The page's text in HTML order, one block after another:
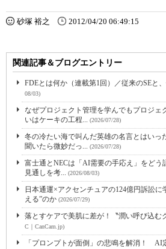
砂塚 裕之 2012/04/20 06:49:15
関連記事＆ブログエントリー
FDEとは何か（連載第1回）／従来のSEと
08/03)
なぜプロジェクト管理を学んでもプロジェ
いはケーキの工程... (2026/07/28)
冬の冷たい海で叫んだ英雄の名言とはいっ
聞いたら微妙だっ... (2026/07/28)
富士通とNECは「AI需要の手応え」をど
見通しを考... (2026/08/03)
日本通運×アクセンチュアの124億円訴訟に
える”のか (2026/07/29)
落とすケアで美肌に差が！〝潤い呼び込む
C｜CanCam.jp)
「プロンプトが面倒」の悲鳴を解消！ AI